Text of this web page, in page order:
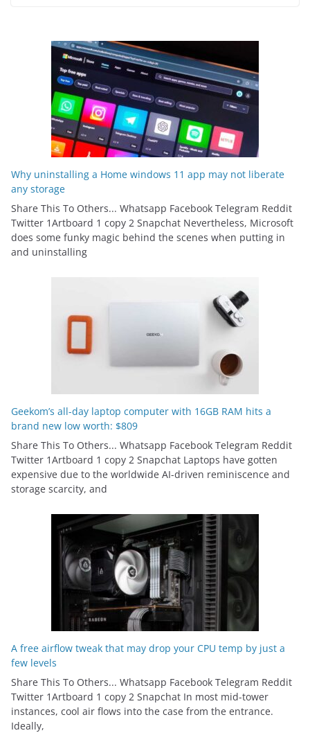
Why uninstalling a Home windows 11 app may not liberate
any storage
Share This To Others... Whatsapp Facebook Telegram Reddit
Twitter 1Artboard 1 copy 2 Snapchat Nevertheless, Microsoft
does some funky magic behind the scenes when putting in
and uninstalling
Geekom’s all-day laptop computer with 16GB RAM hits a
brand new low worth: $809
Share This To Others... Whatsapp Facebook Telegram Reddit
Twitter 1Artboard 1 copy 2 Snapchat Laptops have gotten
expensive due to the worldwide AI-driven reminiscence and
storage scarcity, and
A free airflow tweak that may drop your CPU temp by just a
few levels
Share This To Others... Whatsapp Facebook Telegram Reddit
Twitter 1Artboard 1 copy 2 Snapchat In most mid-tower
instances, cool air flows into the case from the entrance.
Ideally,